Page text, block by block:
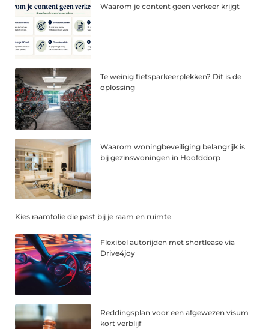
Waarom je content geen verkeer krijgt
Te weinig fietsparkeerplekken? Dit is de
oplossing
Waarom woningbeveiliging belangrijk is
bij gezinswoningen in Hoofddorp
Kies raamfolie die past bij je raam en ruimte
Flexibel autorijden met shortlease via
Drive4joy
Reddingsplan voor een afgewezen visum
kort verblijf